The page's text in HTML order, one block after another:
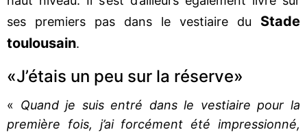
ses premiers pas dans le vestiaire du Stade
toulousain.
«J’étais un peu sur la réserve»
« Quand je suis entré dans le vestiaire pour la
première fois, j’ai forcément été impressionné,